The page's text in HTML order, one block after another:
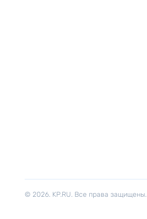
© 2026. KP.RU. Все права защищены.